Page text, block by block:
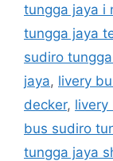
tungga jaya i
tungga jaya
sudiro
jaya, livery
decker, livery
bus sudiro
tungga jaya